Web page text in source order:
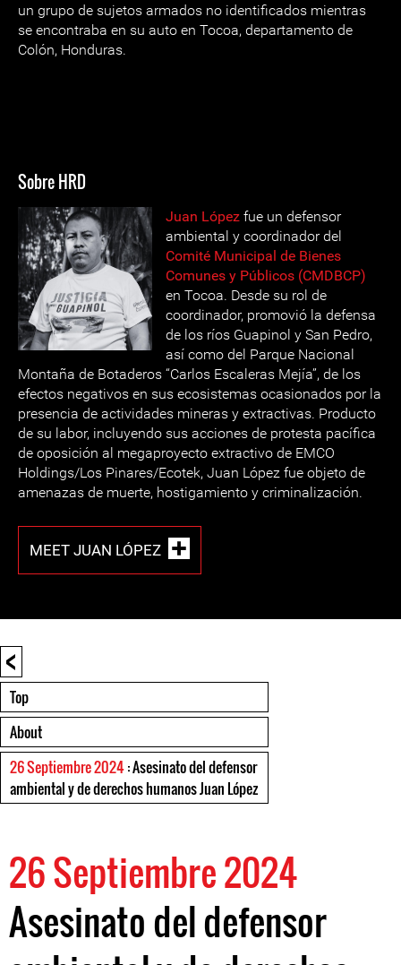
un grupo de sujetos armados no identificados mientras
se encontraba en su auto en Tocoa, departamento de
Colón, Honduras.
Sobre HRD
Juan López fue un defensor
ambiental y coordinador del
Comité Municipal de Bienes
Comunes y Públicos (CMDBCP)
en Tocoa. Desde su rol de
coordinador, promovió la defensa
de los ríos Guapinol y San Pedro,
así como del Parque Nacional
Montaña de Botaderos “Carlos Escaleras Mejía”, de los
efectos negativos en sus ecosistemas ocasionados por la
presencia de actividades mineras y extractivas. Producto
de su labor, incluyendo sus acciones de protesta pacífica
de oposición al megaproyecto extractivo de EMCO
Holdings/Los Pinares/Ecotek, Juan López fue objeto de
amenazas de muerte, hostigamiento y criminalización.
MEET JUAN LÓPEZ
<
Top
About
26 Septiembre 2024: Asesinato del defensor
ambiental y de derechos humanos Juan López
26 Septiembre 2024
Asesinato del defensor